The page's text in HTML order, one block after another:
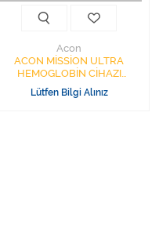
Acon
ACON MİSSİON ULTRA
HEMOGLOBİN CİHAZI
HEMOGLOBIN TESTING
SYSTEM DEVICE ULTRA
Lütfen Bilgi Alınız